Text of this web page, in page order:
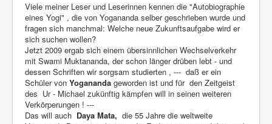
Viele meiner Leser und Leserinnen kennen die "Autobiographie
eines Yogi" , die von Yogananda selber geschrieben wurde und
fragen sich manchmal: Welche neue Zukunftsaufgabe wird er
sich suchen wollen?
Jetzt 2009 ergab sich einem übersinnlichen Wechselverkehr
mit Swami Muktananda, der schon länger drüben lebt - und
dessen Schriften wir sorgsam studierten , --- daß er ein
Schüler von Yogananda geworden ist und für den Zeitgeist
des Ur - Michael zukünftig kämpfen will in seinen weiteren
Verkörperungen ! ---
Das will auch Daya Mata, die 55 Jahre die weltweite